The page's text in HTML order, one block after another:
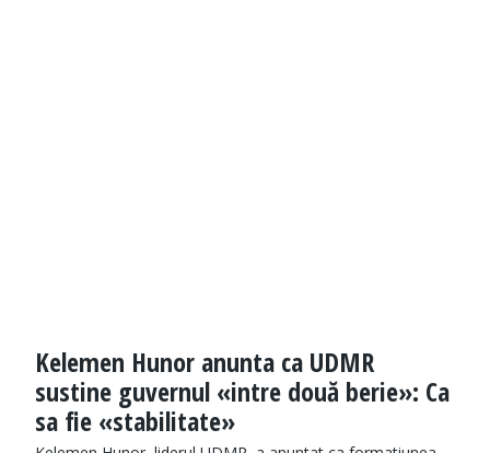
Kelemen Hunor anunta ca UDMR
sustine guvernul «intre două berie»: Ca
sa fie «stabilitate»